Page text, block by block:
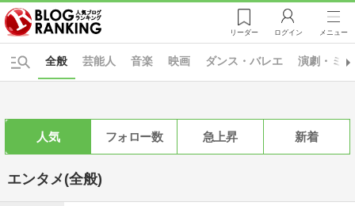
リーダー ログイン メニュー
芸能人 音楽 映画 ダンス・バレエ 演劇・ミ
全般
人気 フォロー数 急上昇 新着
エンタメ(全般)